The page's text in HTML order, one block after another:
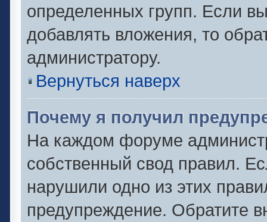
определенных групп. Если
добавлять вложения, то
администратору.
Вернуться наверх
Почему я получил
На каждом форуме
собственный свод правил.
нарушили одно из этих
предупреждение. Обратите